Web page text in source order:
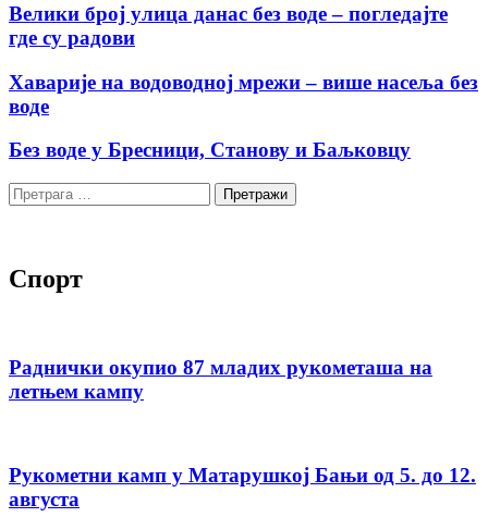
Велики број улица данас без воде – погледајте
где су радови
Хаварије на водоводној мрежи – више насеља без
воде
Без воде у Бресници, Станову и Баљковцу
Претрага
за:
Спорт
Раднички окупио 87 младих рукометаша на
летњем кампу
Рукометни камп у Матарушкој Бањи од 5. до 12.
августа